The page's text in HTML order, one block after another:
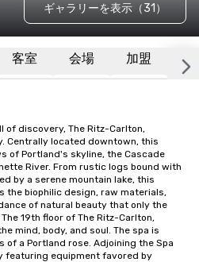
ギャラリーを表示（31）
客室 会場 加盟 そ
discovery, The Ritz-Carlton,
Centrally located downtown, this
of Portland's skyline, the Cascade
River. From rustic logs bound with
by a serene mountain lake, this
the biophilic design, raw materials,
of natural beauty that only the
19th floor of The Ritz-Carlton,
mind, body, and soul. The spa is
a Portland rose. Adjoining the Spa
equipment favored by